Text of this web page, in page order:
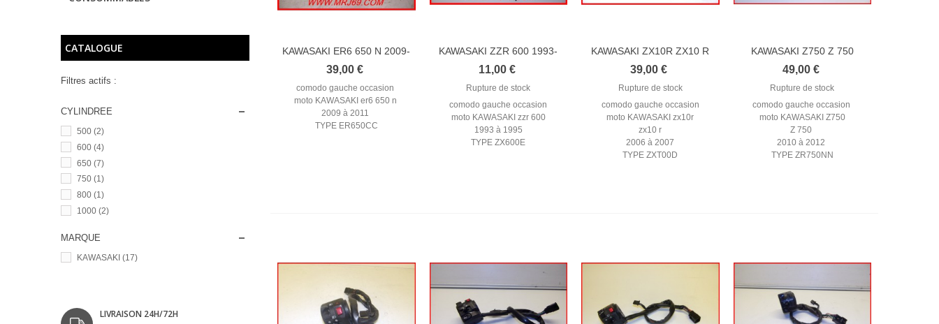
CATALOGUE
Filtres actifs :
CYLINDREE
500 (2)
600 (4)
650 (7)
750 (1)
800 (1)
1000 (2)
MARQUE
KAWASAKI (17)
LIVRAISON 24H/72H
KAWASAKI ER6 650 N 2009-
2011...
39,00 €
comodo gauche occasion
moto KAWASAKI er6 650 n
2009 à 2011
TYPE ER650CC
KAWASAKI ZZR 600 1993-
1995...
11,00 €
Rupture de stock
comodo gauche occasion
moto KAWASAKI zzr 600
1993 à 1995
TYPE ZX600E
KAWASAKI ZX10R ZX10 R
2006-2007...
39,00 €
Rupture de stock
comodo gauche occasion
moto KAWASAKI zx10r
zx10 r
2006 à 2007
TYPE ZXT00D
KAWASAKI Z750 Z 750
2010-2012...
49,00 €
Rupture de stock
comodo gauche occasion
moto KAWASAKI Z750
Z 750
2010 à 2012
TYPE ZR750NN